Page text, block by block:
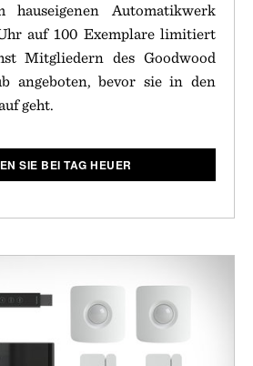
hauseigenen Automatikwerk
auf 100 Exemplare limitiert
Mitgliedern des Goodwood
angeboten, bevor sie in den
geht.
SIE BEI TAG HEUER